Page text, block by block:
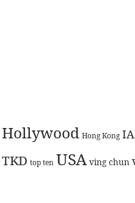
Hollywood Hong Kong
TKD top ten USA ving chun